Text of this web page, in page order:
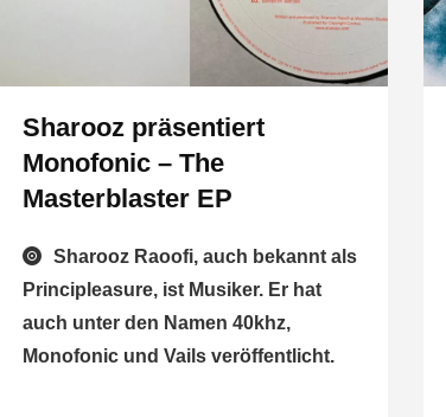
Sharooz präsentiert
Monofonic – The
Masterblaster EP
Sharooz Raoofi, auch bekannt als
Principleasure, ist Musiker. Er hat
auch unter den Namen 40khz,
Monofonic und Vails veröffentlicht.